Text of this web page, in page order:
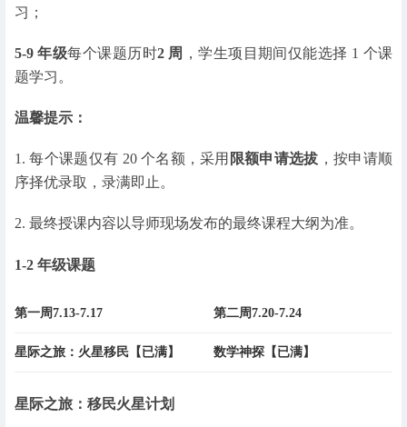
习；
5-9 年级每个课题历时2 周 ，学生项目期间仅能选择 1 个课
题学习。
温馨提示：
1. 每个课题仅有 20 个名额，采用 限额申请选拔 ，按申请顺
序择优录取，录满即止。
2. 最终授课内容以导师现场发布的最终课程大纲为准。
1-2 年级课题
第一周7.13-7.17 第二周7.20-7.24
星际之旅：火星移民【已满】 数学神探【已满】
星际之旅：移民火星计划